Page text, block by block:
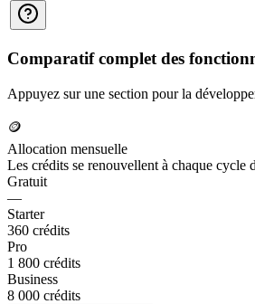
Comparatif complet des
Appuyez sur une section pour la
🪙
Allocation mensuelle
Les crédits se renouvellent à chaque cycle
Gratuit
—
Starter
360 crédits
Pro
1 800 crédits
Business
8 000 crédits